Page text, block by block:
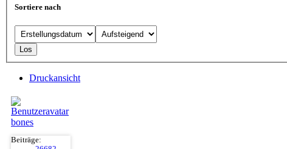
Sortiere nach
Druckansicht
bones
Beiträge: